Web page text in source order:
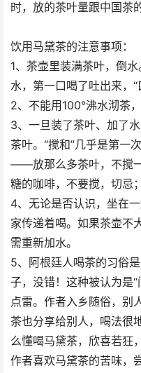
时，放的茶叶量跟中国茶
饮用马黛茶的注意事项：
1、茶壶里装满茶叶，倒
水，第一口喝了吐出来，“
2、不能用100°沸水沏茶
3、一旦装了茶叶、加了
茶叶。“搅和”几乎是第一
——放那么多茶叶，不搅
糖的咖啡，不要搅，切忌；
4、无论是否认识，坐在
家传递着喝。如果茶壶不
需重新加水。
5、阿根廷人喝茶的习俗
子，没错！这种被认为是
点雷。作者入乡随俗，别
茶也分享给别人，喝法很
么懂喝马黛茶，欣喜若狂
作者喜欢马黛茶的苦味，